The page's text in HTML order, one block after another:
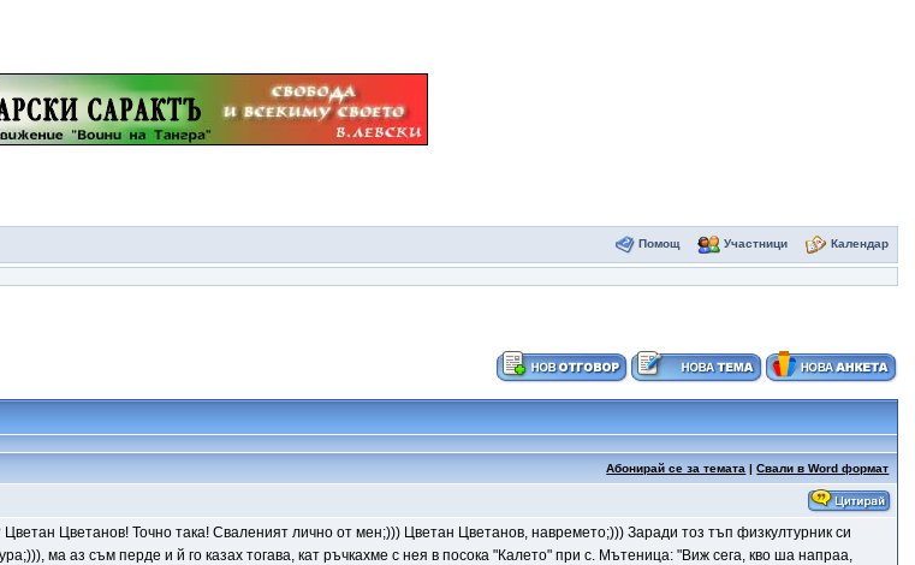
Помощ Участници Календар
Абонирай се за темата |Свали в Word формат
Цветанов! Точно така! Сваленият лично от мен;))) Цветан Цветанов, навремето;))) Заради тоз тъп физкултурник си
ма аз съм перде и й го казах тогава, кат ръчкахме с нея в посока "Калето" при с. Мътеница: "Виж сега, кво ша напраа,